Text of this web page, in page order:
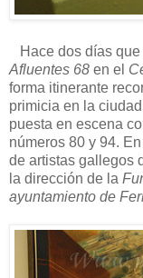
Hace dos días
Afluentes 68 en el
forma itinerante
primicia en la
puesta en escena
números 80 y 94.
de artistas gallegos
la dirección de la
ayuntamiento de